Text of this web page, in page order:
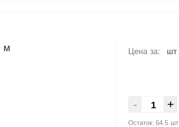
м Цена за: шт
- +
Остаток: 64.5 шт